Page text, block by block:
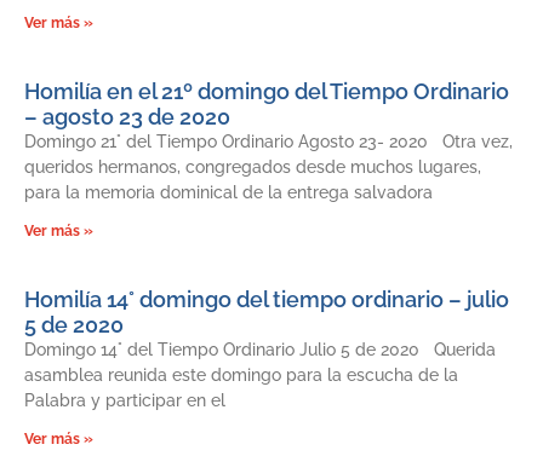
Ver más »
Homilía en el 21º domingo del Tiempo Ordinario
– agosto 23 de 2020
Domingo 21° del Tiempo Ordinario Agosto 23- 2020 Otra vez,
queridos hermanos, congregados desde muchos lugares,
para la memoria dominical de la entrega salvadora
Ver más »
Homilía 14° domingo del tiempo ordinario – julio
5 de 2020
Domingo 14° del Tiempo Ordinario Julio 5 de 2020 Querida
asamblea reunida este domingo para la escucha de la
Palabra y participar en el
Ver más »